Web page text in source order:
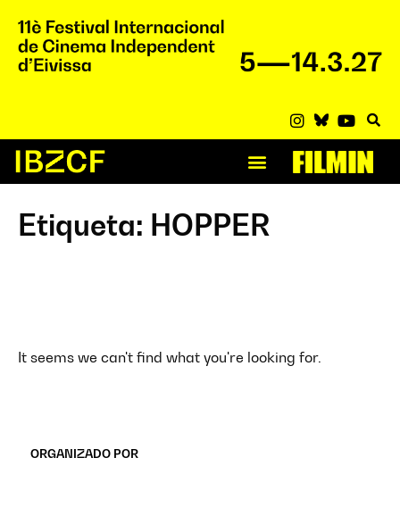
Etiqueta: HOPPER
It seems we can't find what you're looking for.
ORGANIZADO POR